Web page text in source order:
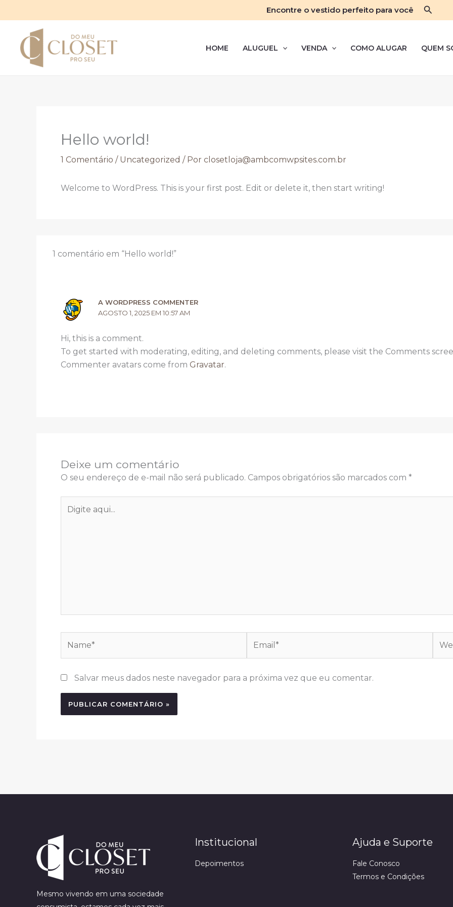
para
conteúdo
Encontre o vestido perfeito para você
HOME ALUGUEL VENDA COMO ALUGAR QUEM
Hello world!
1 Comentário / Uncategorized / Por closetloja@ambcomwpsites.com.br
Welcome to WordPress. This is your first post. Edit or delete it, then start writing!
1 comentário em “Hello world!”
A WORDPRESS COMMENTER
AGOSTO 1, 2025 EM 10:57 AM
Hi, this is a comment.
To get started with moderating, editing, and deleting comments, please visit the Comments
Commenter avatars come from Gravatar.
Deixe um comentário
O seu endereço de e-mail não será publicado. Campos obrigatórios são marcados com *
aqui...
Salvar meus dados neste navegador para a próxima vez que eu comentar.
Mesmo vivendo em uma sociedade
Institucional
Depoimentos
Ajuda e Suporte
Fale Conosco
Termos e Condições